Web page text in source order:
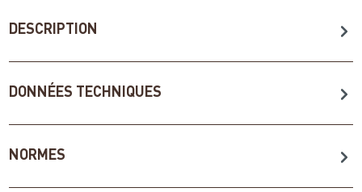
DESCRIPTION
DONNÉES TECHNIQUES
NORMES